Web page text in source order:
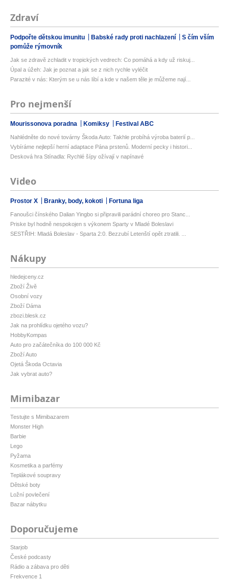
Zdraví
Podpořte dětskou imunitu Babské rady proti nachlazení
S čím vším
pomůže rýmovník
Jak se zdravě zchladit v tropických vedrech: Co pomáhá a kdy už riskuj...
Úpal a úžeh: Jak je poznat a jak se z nich rychle vyléčit
Parazité v nás: Kterým se u nás líbí a kde v našem těle je můžeme nají...
Pro nejmenší
Mourissonova poradna Komiksy Festival ABC
Nahlédněte do nové továrny Škoda Auto: Takhle probíhá výroba baterií p...
Vybíráme nejlepší herní adaptace Pána prstenů. Moderní pecky i histori...
Desková hra Stínadla: Rychlé šípy ožívají v napínavé
Video
Prostor X Branky, body, kokoti Fortuna liga
Fanoušci čínského Dalian Yingbo si připravili parádní choreo pro Stanc...
Priske byl hodně nespokojen s výkonem Sparty v Mladé Boleslavi
SESTŘIH: Mladá Boleslav - Sparta 2:0. Bezzubí Letenští opět ztratili. ...
Nákupy
hledejceny.cz
Zboží Živě
Osobní vozy
Zboží Dáma
zbozi.blesk.cz
Jak na prohlídku ojetého vozu?
HobbyKompas
Auto pro začátečníka do 100 000 Kč
Zboží Auto
Ojetá Škoda Octavia
Jak vybrat auto?
Mimibazar
Testujte s Mimibazarem
Monster High
Barbie
Lego
Pyžama
Kosmetika a parfémy
Teplákové soupravy
Dětské boty
Ložní povlečení
Bazar nábytku
Doporučujeme
Starjob
České podcasty
Rádio a zábava pro děti
Frekvence 1